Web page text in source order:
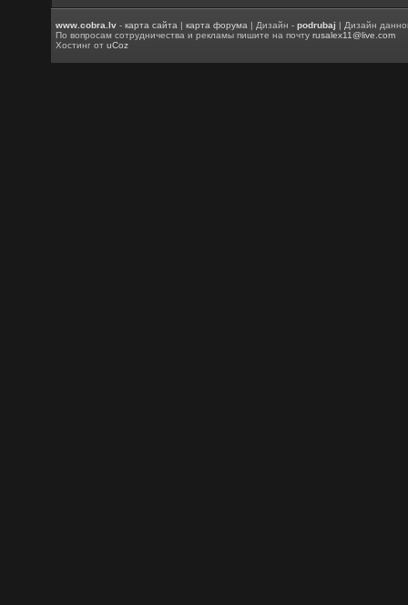
www.cobra.lv -карта сайта |карта форума | Дизайн -podrubaj | Дизайн
По вопросам сотрудничества и рекламы пишите на почтуrusalex11@live.com
Хостинг отuCoz